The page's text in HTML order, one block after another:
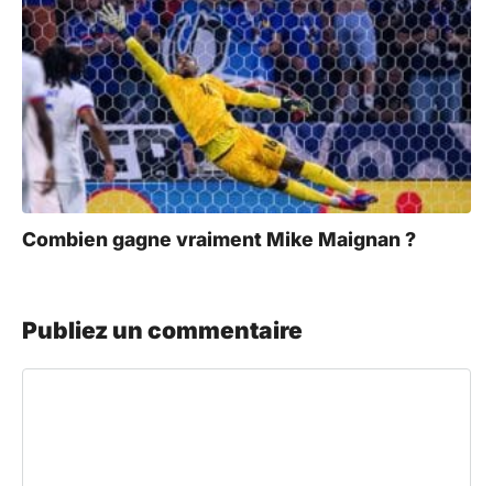
Combien gagne vraiment Mike Maignan ?
Publiez un commentaire